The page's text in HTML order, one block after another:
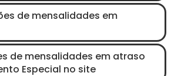
de mensalidades em
de mensalidades em atraso
Especial no site